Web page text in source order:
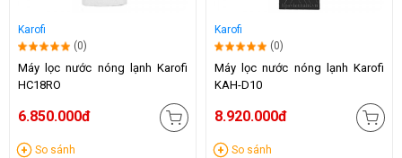
Karofi
(0)
Máy lọc nước nóng lạnh Karofi
HC18RO
6.850.000đ
So sánh
Karofi
(0)
Máy lọc nước nóng lạnh Karofi
KAH-D10
8.920.000đ
So sánh